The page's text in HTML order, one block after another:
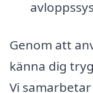
Genom att
känna dig
Vi